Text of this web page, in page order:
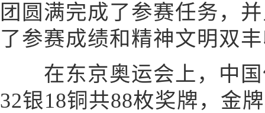
团圆满完成了参赛任务，
了参赛成绩和精神文明双
在东京奥运会上，中国
32银18铜共88枚奖牌，金